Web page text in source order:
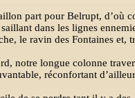
part pour Belrupt,
dans les lignes
le ravin des Fontaines et,
notre longue colonne
réconfortant